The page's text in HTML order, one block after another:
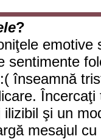
?
sentimente
înseamnă
şi un
mesajul cu